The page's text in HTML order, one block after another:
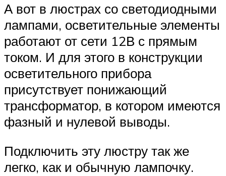
А вот в люстрах со светодиодными
лампами, осветительные элементы
работают от сети 12В с прямым
током. И для этого в конструкции
осветительного прибора
присутствует понижающий
трансформатор, в котором имеются
фазный и нулевой выводы.
Подключить эту люстру так же
легко, как и обычную лампочку.